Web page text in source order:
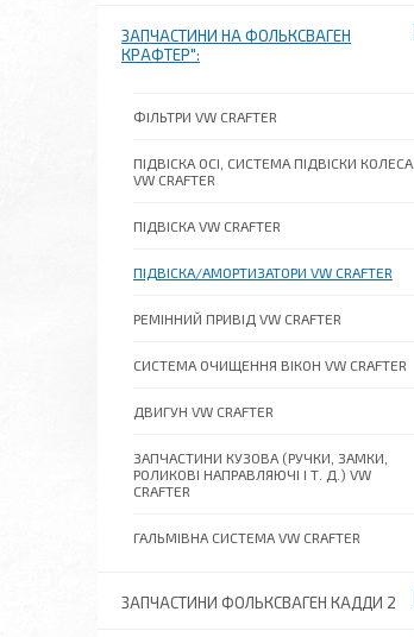
ЗАПЧАСТИНИ НА ФОЛЬКСВАГЕН
КРАФТЕР":
ФІЛЬТРИ VW CRAFTER
ПІДВІСКА ОСІ, СИСТЕМА ПІДВІСКИ КОЛЕСА
VW CRAFTER
ПІДВІСКА VW CRAFTER
ПІДВІСКА/АМОРТИЗАТОРИ VW CRAFTER
РЕМІННИЙ ПРИВІД VW CRAFTER
СИСТЕМА ОЧИЩЕННЯ ВІКОН VW CRAFTER
ДВИГУН VW CRAFTER
ЗАПЧАСТИНИ КУЗОВА (РУЧКИ, ЗАМКИ,
РОЛИКОВІ НАПРАВЛЯЮЧІ І Т. Д.) VW
CRAFTER
ГАЛЬМІВНА СИСТЕМА VW CRAFTER
ЗАПЧАСТИНИ ФОЛЬКСВАГЕН КАДДИ 2